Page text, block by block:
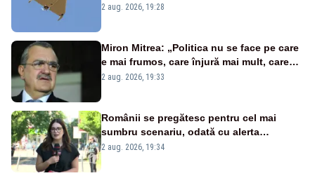
României. Au fost ridicate două F-16
2 aug. 2026, 19:28
Miron Mitrea: „Politica nu se face pe care
e mai frumos, care înjură mai mult, care
țipă mai tare, ci pe proiecte”
2 aug. 2026, 19:33
Românii se pregătesc pentru cel mai
sumbru scenariu, odată cu alerta
energetică
2 aug. 2026, 19:34